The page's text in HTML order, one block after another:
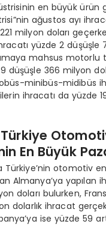
en büyük ürün
ağustos ayı
milyon doları
yüzde 2 düşüşle
mahsus motorlu
düşüşle 366 milyon
minibüs-midibüs
ihracatı da yüzde
En Büyük
Türkiye’nin otomotiv
Almanya’ya yapılan
doları bulurken,
dolarlık ihracat
ise yüzde 59